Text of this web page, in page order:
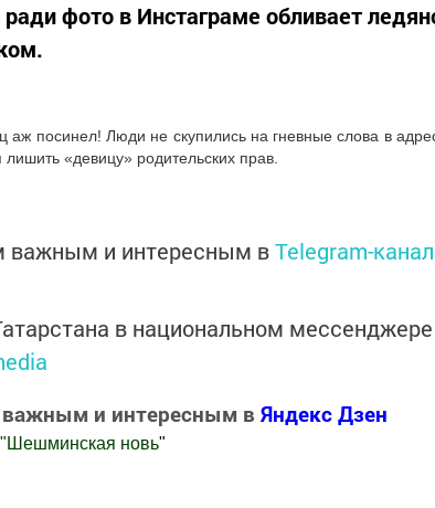
фото в Инстаграме обливает
аж посинел! Люди не скупились на гневные слова в
«девицу» родительских прав.
важным и интересным вTelegram-
в национальном
и интересным в Яндекс Дзен
"Шешминская новь"